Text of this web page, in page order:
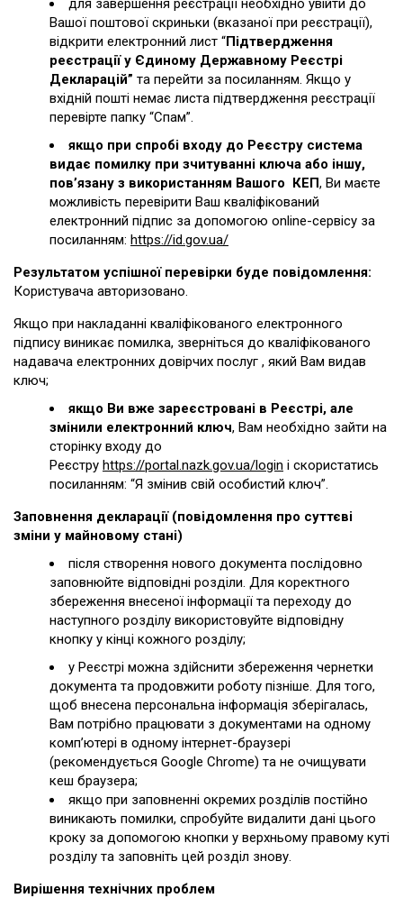
для завершення реєстрації необхідно увійти до
Вашої поштової скриньки (вказаної при реєстрації),
відкрити електронний лист “Підтвердження
реєстрації у Єдиному Державному Реєстрі
Декларацій” та перейти за посиланням. Якщо у
вхідній пошті немає листа підтвердження реєстрації
перевірте папку “Спам”.
якщо при спробі входу до Реєстру система
видає помилку при зчитуванні ключа або іншу,
пов’язану з використанням Вашого КЕП, Ви маєте
можливість перевірити Ваш кваліфікований
електронний підпис за допомогою online-сервісу за
посиланням: https://id.gov.ua/
Результатом успішної перевірки буде повідомлення:
Користувача авторизовано.
Якщо при накладанні кваліфікованого електронного
підпису виникає помилка, зверніться до кваліфікованого
надавача електронних довірчих послуг , який Вам видав
ключ;
якщо Ви вже зареєстровані в Реєстрі, але
змінили електронний ключ, Вам необхідно зайти на
сторінку входу до
Реєстру https://portal.nazk.gov.ua/login і скористатись
посиланням: “Я змінив свій особистий ключ”.
Заповнення декларації (повідомлення про суттєві
зміни у майновому стані)
після створення нового документа послідовно
заповнюйте відповідні розділи. Для коректного
збереження внесеної інформації та переходу до
наступного розділу використовуйте відповідну
кнопку у кінці кожного розділу;
у Реєстрі можна здійснити збереження чернетки
документа та продовжити роботу пізніше. Для того,
щоб внесена персональна інформація зберігалась,
Вам потрібно працювати з документами на одному
комп’ютері в одному інтернет-браузері
(рекомендується Google Chrome) та не очищувати
кеш браузера;
якщо при заповненні окремих розділів постійно
виникають помилки, спробуйте видалити дані цього
кроку за допомогою кнопки у верхньому правому куті
розділу та заповніть цей розділ знову.
Вирішення технічних проблем